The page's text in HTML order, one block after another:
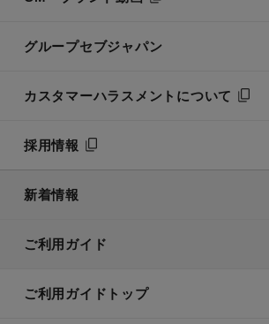
グループセブジャパン
カスタマーハラスメントについて
採用情報
新着情報
ご利用ガイド
ご利用ガイドトップ